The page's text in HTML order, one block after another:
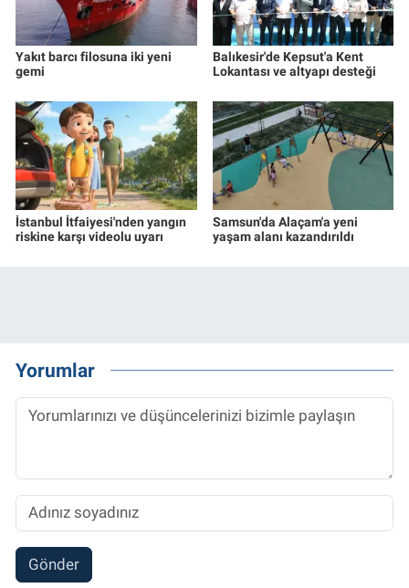
Yakıt barcı filosuna iki yeni
gemi
Balıkesir'de Kepsut'a Kent
Lokantası ve altyapı desteği
İstanbul İtfaiyesi'nden yangın
riskine karşı videolu uyarı
Samsun'da Alaçam'a yeni
yaşam alanı kazandırıldı
Yorumlar
Gönder